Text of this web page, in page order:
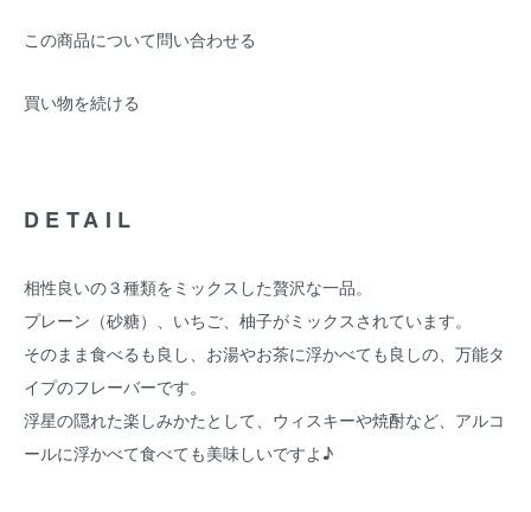
この商品について問い合わせる
買い物を続ける
DETAIL
相性良いの３種類をミックスした贅沢な一品。
プレーン（砂糖）、いちご、柚子がミックスされています。
そのまま食べるも良し、お湯やお茶に浮かべても良しの、万能タ
イプのフレーバーです。
浮星の隠れた楽しみかたとして、ウィスキーや焼酎など、アルコ
ールに浮かべて食べても美味しいですよ♪